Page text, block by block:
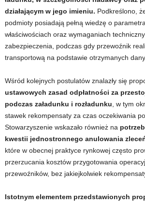
działającym w jego imieniu. Podkreślono,
podmioty posiadają pełną wiedzę o
właściwościach oraz wymaganiach
zabezpieczenia, podczas gdy przewoźnik
transportową na podstawie otrzymanych
Wśród kolejnych postulatów znalazły się
ustawowych zasad odpłatności za
podczas załadunku i rozładunku , w tym
stawek rekompensaty za czas oczekiwania
Stowarzyszenie wskazało również na
kwestii jednostronnego anulowania
które w obecnej praktyce rynkowej często
przerzucania kosztów przygotowania
przewoźników, bez jakiejkolwiek
Istotnym elementem przedstawionych